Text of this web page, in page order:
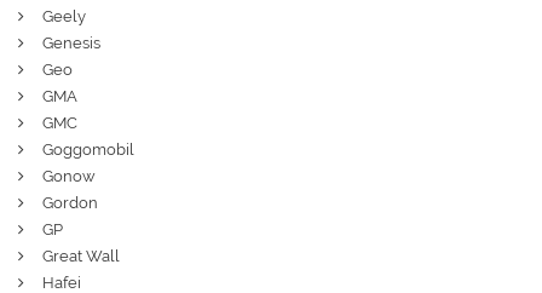
Geely
Genesis
Geo
GMA
GMC
Goggomobil
Gonow
Gordon
GP
Great Wall
Hafei